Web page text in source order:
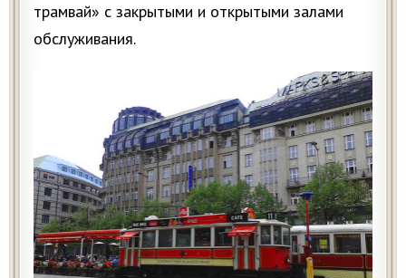
трамвай» с закрытыми и открытыми залами
обслуживания.